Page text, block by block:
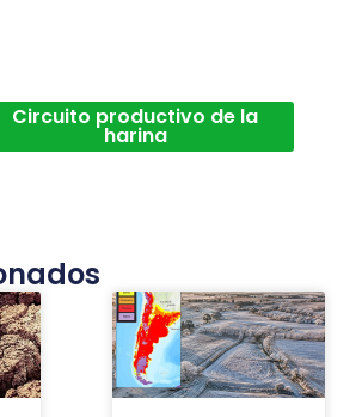
Circuito productivo de la
harina